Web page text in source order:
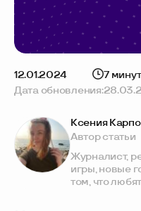
12.01.2024 7 минут
Дата обновления:
Ксения
Автор статьи
Журналист,
игры, новые
том, что